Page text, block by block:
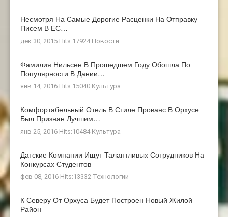
Несмотря На Самые Дорогие Расценки На Отправку
Писем В ЕС…
дек 30, 2015 Hits:17924 Новости
Фамилия Нильсен В Прошедшем Году Обошла По
Популярности В Дании…
янв 14, 2016 Hits:15040 Культура
Комфортабельный Отель В Стиле Прованс В Орхусе
Был Признан Лучшим…
янв 25, 2016 Hits:10484 Культура
Датские Компании Ищут Талантливых Сотрудников На
Конкурсах Студентов
фев 08, 2016 Hits:13332 Технологии
К Северу От Орхуса Будет Построен Новый Жилой
Район